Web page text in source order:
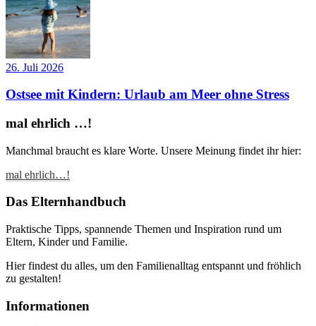
26. Juli 2026
Ostsee mit Kindern: Urlaub am Meer ohne Stress
mal ehrlich …!
Manchmal braucht es klare Worte. Unsere Meinung findet ihr hier:
mal ehrlich…!
Das Elternhandbuch
Praktische Tipps, spannende Themen und Inspiration rund um
Eltern, Kinder und Familie.
Hier findest du alles, um den Familienalltag entspannt und fröhlich
zu gestalten!
Informationen